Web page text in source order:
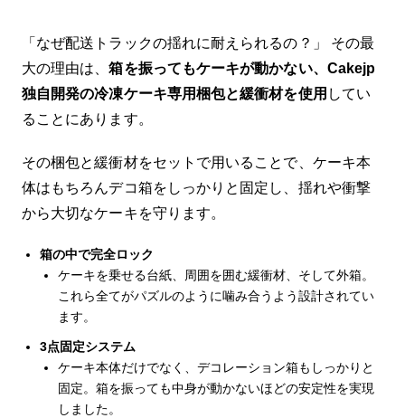
「なぜ配送トラックの揺れに耐えられるの？」 その最
大の理由は、箱を振ってもケーキが動かない、Cakejp
独自開発の冷凍ケーキ専用梱包と緩衝材を使用 してい
ることにあります。
その梱包と緩衝材をセットで用いることで、ケーキ本
体はもちろんデコ箱をしっかりと固定し、揺れや衝撃
から大切なケーキを守ります。
箱の中で完全ロック
ケーキを乗せる台紙、周囲を囲む緩衝材、そして外箱。
これら全てがパズルのように噛み合うよう設計されてい
ます。
3点固定システム
ケーキ本体だけでなく、デコレーション箱もしっかりと
固定。箱を振っても中身が動かないほどの安定性を実現
しました。